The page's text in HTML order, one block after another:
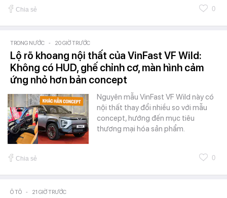
Chia sẻ 0
TRONG NƯỚC - 20 GIỜ TRƯỚC
Lộ rõ khoang nội thất của VinFast VF Wild:
Không có HUD, ghế chỉnh cơ, màn hình cảm
ứng nhỏ hơn bản concept
Nguyên mẫu VinFast VF Wild này có
nội thất thay đổi nhiều so với mẫu
concept, hướng đến mục tiêu
thương mại hóa sản phẩm.
Chia sẻ 0
Ô TÔ - 21 GIỜ TRƯỚC